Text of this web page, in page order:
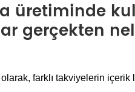
üretiminde
gerçekten
farklı takviyelerin